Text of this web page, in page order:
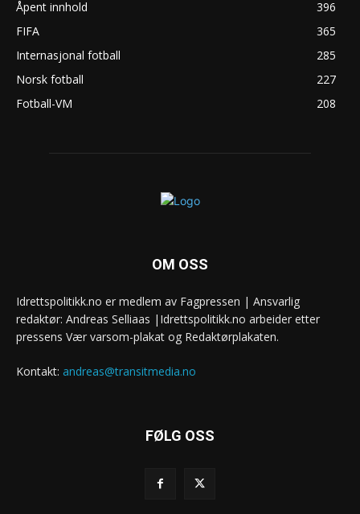
Åpent innhold
396
FIFA
365
Internasjonal fotball
285
Norsk fotball
227
Fotball-VM
208
OM OSS
Idrettspolitikk.no er medlem av Fagpressen | Ansvarlig
redaktør: Andreas Selliaas |Idrettspolitikk.no arbeider etter
pressens Vær varsom-plakat og Redaktørplakaten.
Kontakt: andreas@transitmedia.no
FØLG OSS